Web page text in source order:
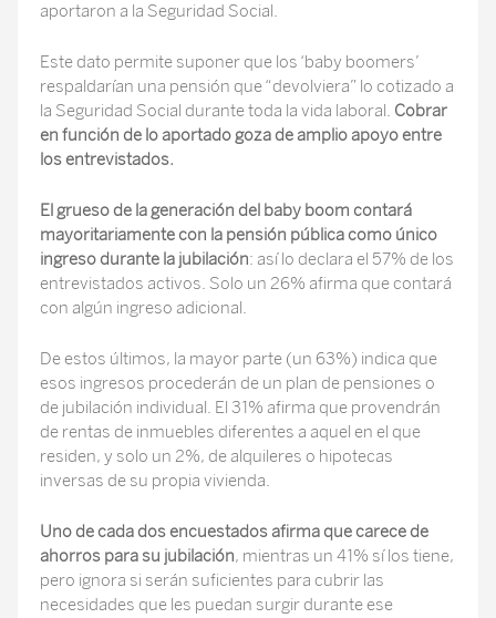
aportaron a la Seguridad Social.
Este dato permite suponer que los ‘baby boomers’
respaldarían una pensión que “devolviera” lo cotizado a
la Seguridad Social durante toda la vida laboral. Cobrar
en función de lo aportado goza de amplio apoyo entre
los entrevistados.
El grueso de la generación del baby boom contará
mayoritariamente con la pensión pública como único
ingreso durante la jubilación: así lo declara el 57% de los
entrevistados activos. Solo un 26% afirma que contará
con algún ingreso adicional.
De estos últimos, la mayor parte (un 63%) indica que
esos ingresos procederán de un plan de pensiones o
de jubilación individual. El 31% afirma que provendrán
de rentas de inmuebles diferentes a aquel en el que
residen, y solo un 2%, de alquileres o hipotecas
inversas de su propia vivienda.
Uno de cada dos encuestados afirma que carece de
ahorros para su jubilación, mientras un 41% sí los tiene,
pero ignora si serán suficientes para cubrir las
necesidades que les puedan surgir durante ese